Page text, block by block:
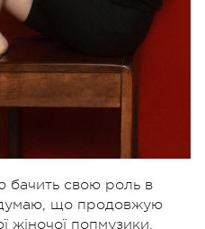
бачить свою роль в
думаю, що продовжую
жіночої попмузики.